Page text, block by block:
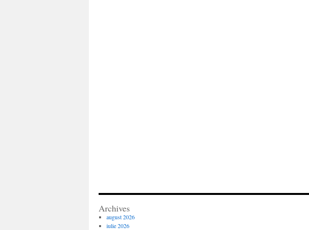
Archives
august 2026
iulie 2026